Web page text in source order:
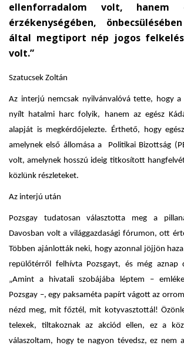
ellenforradalom volt, hanem
érzékenységében,
által megtiport nép jogos
volt.”
Szatucsek Zoltán
Az interjú nemcsak nyilvánvalóvá tette, hogy a
nyílt hatalmi harc folyik, hanem az egész
alapját is megkérdőjelezte. Érthető, hogy
amelynek első állomása a Politikai Bizottság
volt, amelynek hosszú ideig titkosított
közlünk részleteket.
Az interjú után
Pozsgay tudatosan választotta meg a
Davosban volt a világgazdasági fórumon, ott
Többen ajánlották neki, hogy azonnal jöjjön
repülőtérről felhívta Pozsgayt, és még aznap
„Amint a hivatali szobájába léptem –
Pozsgay –, egy paksaméta papírt vágott az
nézd meg, mit főztél, mit kotyvasztottál!
telexek, tiltakoznak az akciód ellen, ez a
válaszoltam, hogy te nagyon tévedsz, ez nem